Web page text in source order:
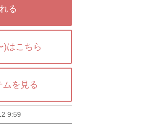
る
)はこちら
ムを見る
9:59